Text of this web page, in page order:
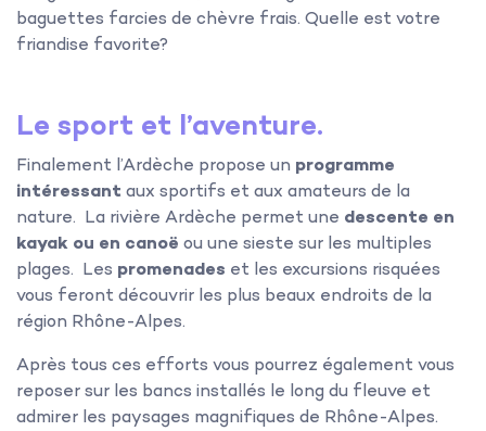
baguettes farcies de chèvre frais. Quelle est votre
friandise favorite?
Le sport et l’aventure.
Finalement l’Ardèche propose un programme
intéressant aux sportifs et aux amateurs de la
nature. La rivière Ardèche permet une descente en
kayak ou en canoë ou une sieste sur les multiples
plages. Les promenades et les excursions risquées
vous feront découvrir les plus beaux endroits de la
région Rhône-Alpes.
Après tous ces efforts vous pourrez également vous
reposer sur les bancs installés le long du fleuve et
admirer les paysages magnifiques de Rhône-Alpes.